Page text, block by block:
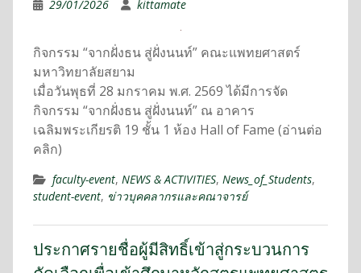
29/01/2026 kittamate
กิจกรรม “จากฝั่งธน สู่ฝั่งนนท์” คณะแพทยศาสตร์
มหาวิทยาลัยสยาม
เมื่อวันพุธที่ 28 มกราคม พ.ศ. 2569 ได้มีการจัด
กิจกรรม “จากฝั่งธน สู่ฝั่งนนท์” ณ อาคาร
เฉลิมพระเกียรติ 19 ชั้น 1 ห้อง Hall of Fame (อ่านต่อ
คลิก)
faculty-event, NEWS & ACTIVITIES, News_of_Students,
student-event, ข่าวบุคคลากรและคณาจารย์
ประกาศรายชื่อผู้มีสิทธิ์เข้าสู่กระบวนการ